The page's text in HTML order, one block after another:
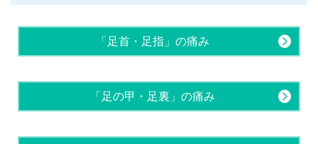
「足首・足指」の痛み
「足の甲・足裏」の痛み